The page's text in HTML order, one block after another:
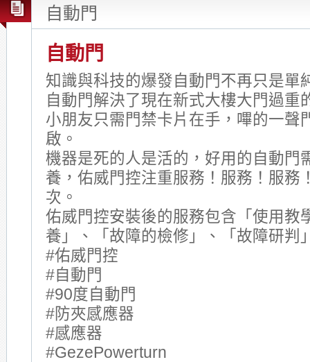
自動門
自動門
知識與科技的爆發自動門不再只是單
自動門解決了現在新式大樓大門過重
小朋友只需門禁卡片在手，嗶的一聲
啟。
機器是死的人是活的，好用的自動門
養，佑威門控注重服務！服務！服務
次。
佑威門控安裝後的服務包含「使用教
養」、「故障的檢修」、「故障研判
#佑威門控
#自動門
#90度自動門
#防夾感應器
#感應器
#GezePowerturn